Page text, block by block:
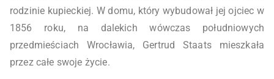
rodzinie kupieckiej. W domu, który wybudował jej ojciec w
1856 roku, na dalekich wówczas południowych
przedmieściach Wrocławia, Gertrud Staats mieszkała
przez całe swoje życie.